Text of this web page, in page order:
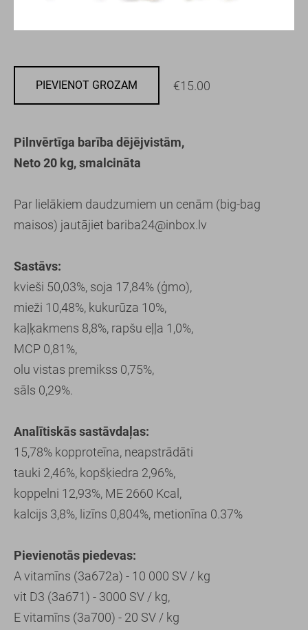
PIEVIENOT GROZAM €15.00
Pilnvērtīga barība dējējvistām,
Neto 20 kg, smalcināta
Par lielākiem daudzumiem un cenām (big-bag
maisos) jautājiet bariba24@inbox.lv
Sastāvs:
kvieši 50,03%, soja 17,84% (ģmo),
mieži 10,48%, kukurūza 10%,
kaļķakmens 8,8%, rapšu eļļa 1,0%,
MCP 0,81%,
olu vistas premikss 0,75%,
sāls 0,29%.
Analītiskās sastāvdaļas:
15,78% kopproteīna, neapstrādāti
tauki 2,46%, kopšķiedra 2,96%,
koppelni 12,93%, ME 2660 Kcal,
kalcijs 3,8%, lizīns 0,804%, metionīna 0.37%
Pievienotās piedevas:
A vitamīns (3a672a) - 10 000 SV / kg
vit D3 (3a671) - 3000 SV / kg,
E vitamīns (3a700) - 20 SV / kg